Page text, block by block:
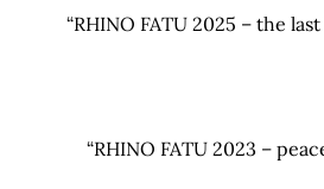
“RHINO FATU 2025 – the
“RHINO FATU 2023 –